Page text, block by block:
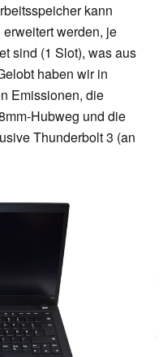
kann
werden, je
sind (1 Slot), was aus
haben wir in
Emissionen, die
Hubweg und die
Thunderbolt 3 (an